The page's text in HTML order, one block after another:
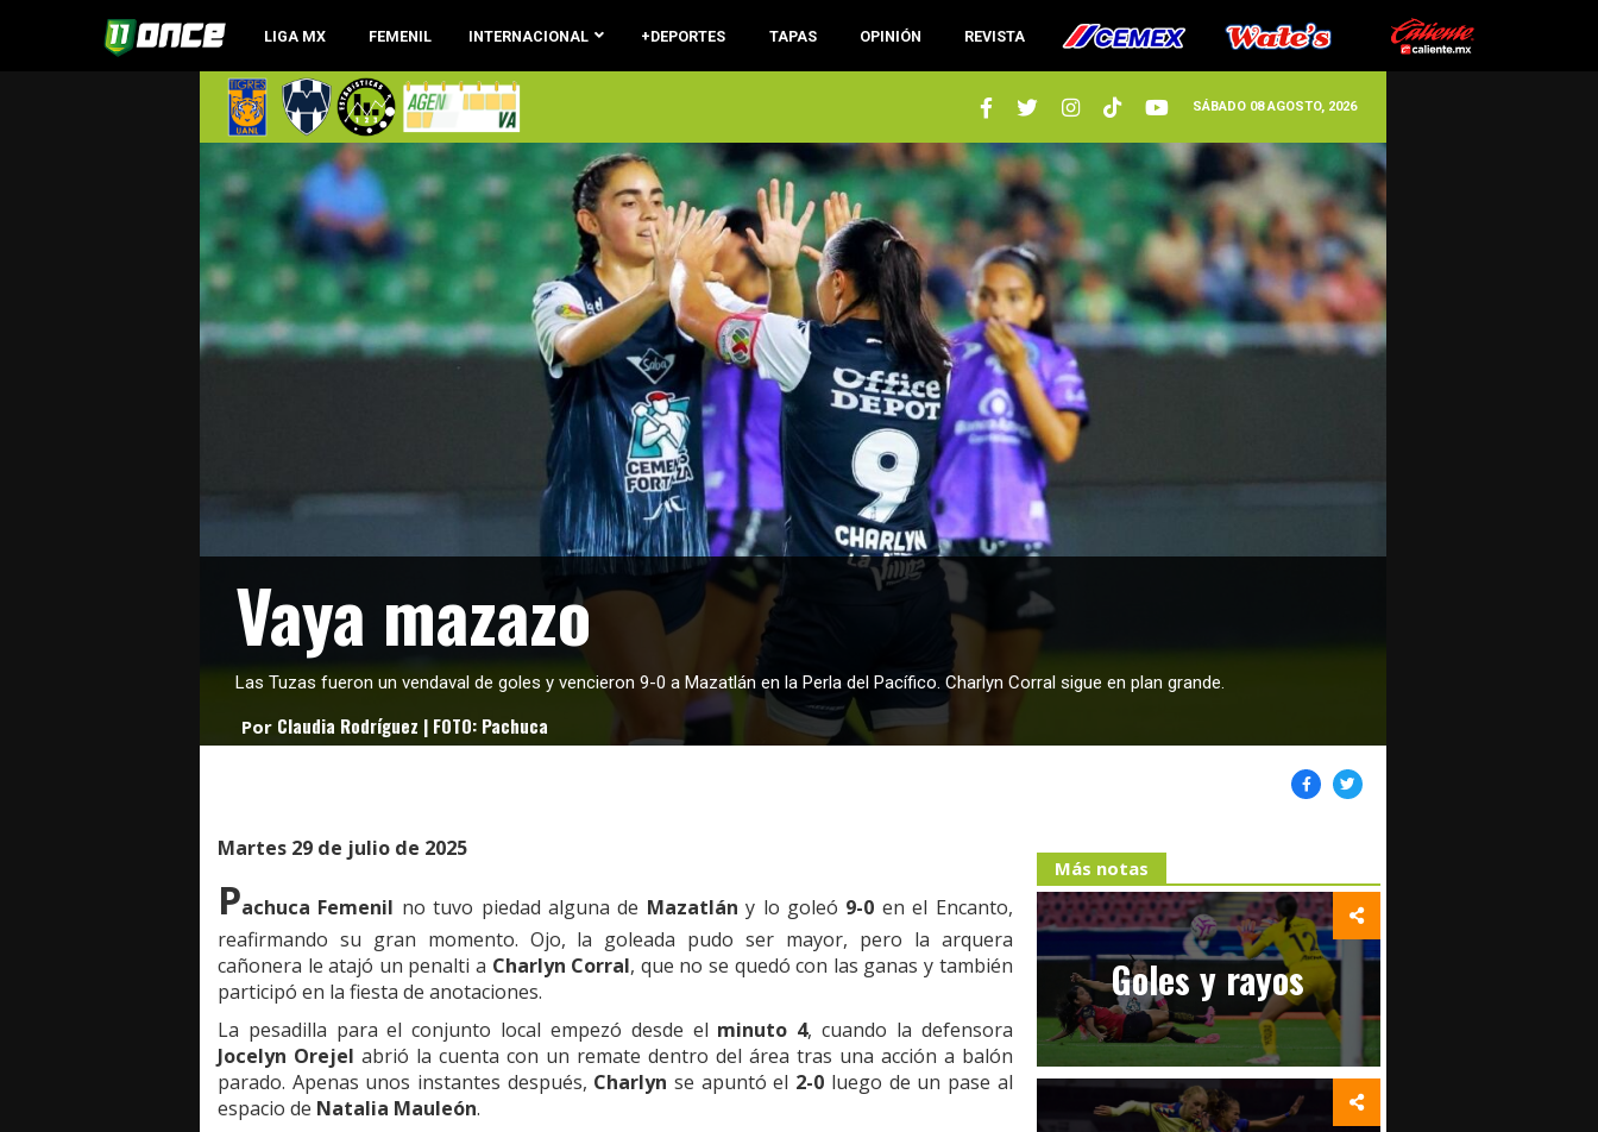
LIGA MX FEMENIL INTERNACIONAL +DEPORTES TAPAS OPINIÓN REVISTA
SÁBADO 08 AGOSTO, 2026
Vaya mazazo
Las Tuzas fueron un vendaval de goles y vencieron 9-0 a Mazatlán en la Perla del Pacífico. Charlyn Corral sigue en plan grande.
Por Claudia Rodríguez | FOTO: Pachuca
Martes 29 de julio de 2025
Pachuca Femenil no tuvo piedad alguna de Mazatlán y lo goleó 9-0 en el Encanto,
reafirmando su gran momento. Ojo, la goleada pudo ser mayor, pero la arquera
cañonera le atajó un penalti a Charlyn Corral, que no se quedó con las ganas y también
participó en la fiesta de anotaciones.
La pesadilla para el conjunto local empezó desde el minuto 4, cuando la defensora
Jocelyn Orejel abrió la cuenta con un remate dentro del área tras una acción a balón
parado. Apenas unos instantes después, Charlyn se apuntó el 2-0 luego de un pase al
espacio de Natalia Mauleón.
Más notas
Goles y rayos